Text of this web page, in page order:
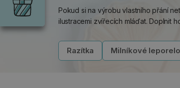
Pokud si na výrobu vlastního přání
ilustracemi zvířecích mláďat. Doplnit
Razítka Milníkové leporelo
Radost pro
každou